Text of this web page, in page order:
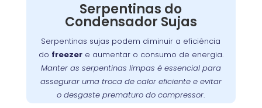
Serpentinas do
Condensador Sujas
Serpentinas sujas podem diminuir a eficiência
do freezere aumentar o consumo de energia.
Manter as serpentinas limpas é essencial para
assegurar uma troca de calor eficiente e evitar
o desgaste prematuro do compressor.
podem acumular sujeira e poeira, o que pode
comprometer a eficiência do
freezer
.
Manter
essas serpentinas limpas é fundamental para
assegurar uma troca de calor eficaz e prevenir
o desgaste prematuro do compressor
. A
Wandertec
oferece serviços especializados
de limpeza e manutenção preventiva para
garantir que seu
freezer
funcione sempre em